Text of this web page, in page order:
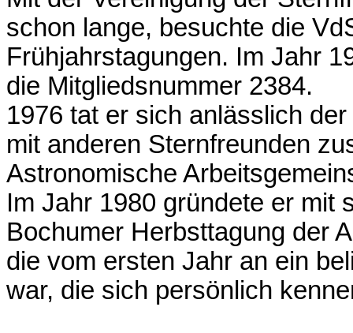
schon lange, besuchte die
Frühjahrstagungen. Im Jahr
die Mitgliedsnummer 2384.
1976 tat er sich anlässlich
mit anderen Sternfreunden
Astronomische
Im Jahr 1980 gründete er mit
Bochumer Herbsttagung der
die vom ersten Jahr an ein
war, die sich persönlich